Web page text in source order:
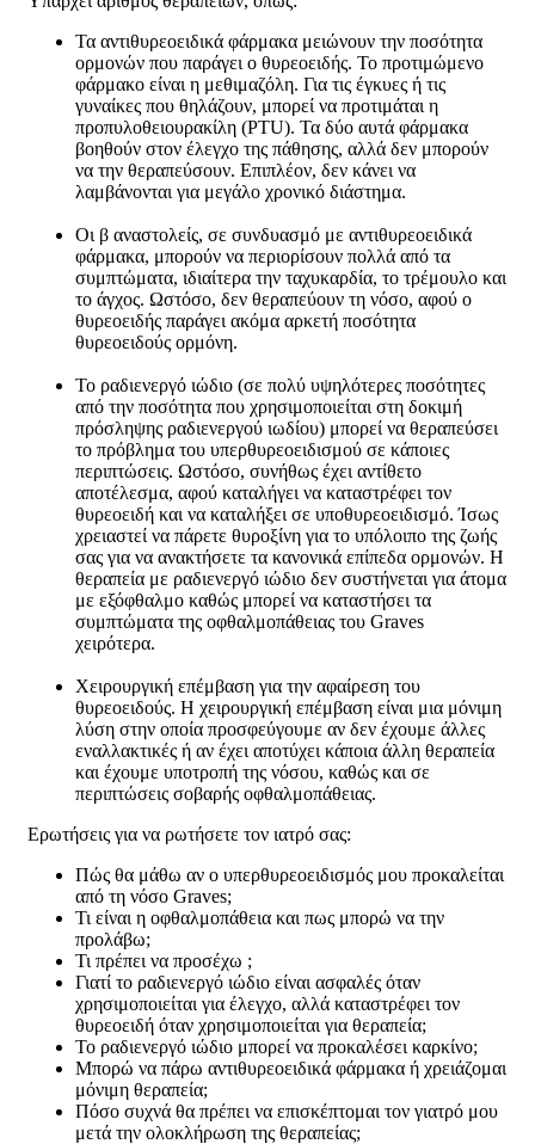
Τα αντιθυρεοειδικά φάρμακα μειώνουν την ποσότητα
ορμονών που παράγει ο θυρεοειδής. Το προτιμώμενο
φάρμακο είναι η μεθιμαζόλη. Για τις έγκυες ή τις
γυναίκες που θηλάζουν, μπορεί να προτιμάται η
προπυλοθειουρακίλη (PTU). Τα δύο αυτά φάρμακα
βοηθούν στον έλεγχο της πάθησης, αλλά δεν μπορούν
να την θεραπεύσουν. Επιπλέον, δεν κάνει να
λαμβάνονται για μεγάλο χρονικό διάστημα.
Οι β αναστολείς, σε συνδυασμό με αντιθυρεοειδικά
φάρμακα, μπορούν να περιορίσουν πολλά από τα
συμπτώματα, ιδιαίτερα την ταχυκαρδία, το τρέμουλο και
το άγχος. Ωστόσο, δεν θεραπεύουν τη νόσο, αφού ο
θυρεοειδής παράγει ακόμα αρκετή ποσότητα
θυρεοειδούς ορμόνη.
Το ραδιενεργό ιώδιο (σε πολύ υψηλότερες ποσότητες
από την ποσότητα που χρησιμοποιείται στη δοκιμή
πρόσληψης ραδιενεργού ιωδίου) μπορεί να θεραπεύσει
το πρόβλημα του υπερθυρεοειδισμού σε κάποιες
περιπτώσεις. Ωστόσο, συνήθως έχει αντίθετο
αποτέλεσμα, αφού καταλήγει να καταστρέφει τον
θυρεοειδή και να καταλήξει σε υποθυρεοειδισμό. Ίσως
χρειαστεί να πάρετε θυροξίνη για το υπόλοιπο της ζωής
σας για να ανακτήσετε τα κανονικά επίπεδα ορμονών. Η
θεραπεία με ραδιενεργό ιώδιο δεν συστήνεται για άτομα
με εξόφθαλμο καθώς μπορεί να καταστήσει τα
συμπτώματα της οφθαλμοπάθειας του Graves
χειρότερα.
Χειρουργική επέμβαση για την αφαίρεση του
θυρεοειδούς. Η χειρουργική επέμβαση είναι μια μόνιμη
λύση στην οποία προσφεύγουμε αν δεν έχουμε άλλες
εναλλακτικές ή αν έχει αποτύχει κάποια άλλη θεραπεία
και έχουμε υποτροπή της νόσου, καθώς και σε
περιπτώσεις σοβαρής οφθαλμοπάθειας.
Ερωτήσεις για να ρωτήσετε τον ιατρό σας:
Πώς θα μάθω αν ο υπερθυρεοειδισμός μου προκαλείται
από τη νόσο Graves;
Τι είναι η οφθαλμοπάθεια και πως μπορώ να την
προλάβω;
Τι πρέπει να προσέχω ;
Γιατί το ραδιενεργό ιώδιο είναι ασφαλές όταν
χρησιμοποιείται για έλεγχο, αλλά καταστρέφει τον
θυρεοειδή όταν χρησιμοποιείται για θεραπεία;
Το ραδιενεργό ιώδιο μπορεί να προκαλέσει καρκίνο;
Μπορώ να πάρω αντιθυρεοειδικά φάρμακα ή χρειάζομαι
μόνιμη θεραπεία;
Πόσο συχνά θα πρέπει να επισκέπτομαι τον γιατρό μου
μετά την ολοκλήρωση της θεραπείας;